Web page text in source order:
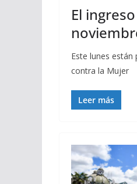
El
Este lunes
contra la Mujer
Leer más